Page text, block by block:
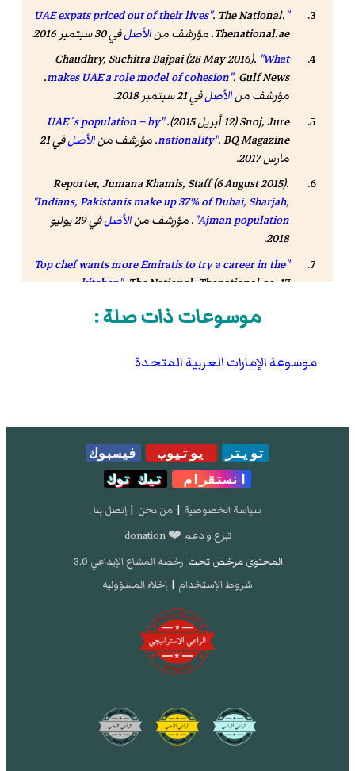
"UAE expats priced out of their lives"
. The National.
Thenational.ae. مؤرشف من
الأصلفي 30 سبتمبر 2016
.
Chaudhry, Suchitra Bajpai (28 May 2016). "What
makes UAE a role model of cohesion". Gulf News
.
مؤرشف منالأصلفي 21 سبتمبر 2018
.
Snoj, Jure (12 أبريل 2015).
"UAE´s population – by
nationality".BQ Magazine . مؤرشف منالأصل
في 21
مارس 2017
.
Reporter, Jumana Khamis, Staff (6 August 2015).
"Indians, Pakistanis make up 37% of Dubai, Sharjah,
Ajman population" . مؤرشف منالأصل
في 29 يوليو
2018.
"Top chef wants more Emiratis to try a career in the
kitchen".The National. Thenational.ae. 17
.Yahoo . مؤرشف منالأصلفي 29 يوليو 2014.
الأصلفي 26 فبراير 2013
.
واي باك مشين.
- تصفح:نسخة محفوظة
موقع واي باك مشين.
موسوعات ذات صلة :
موسوعة الإمارات العربية المتحدة
تويتر يوتيوب
فيسبوك
انستقرام
تيك توك
سياسة الخصوصية | من نحن | إتصل بنا
تبرع و دعم ❤️ donation
المحتوى مرخص تحت رخصة المشاع الإبداعي 3.0
شروط الإستخدام | إخلاء المسؤولية